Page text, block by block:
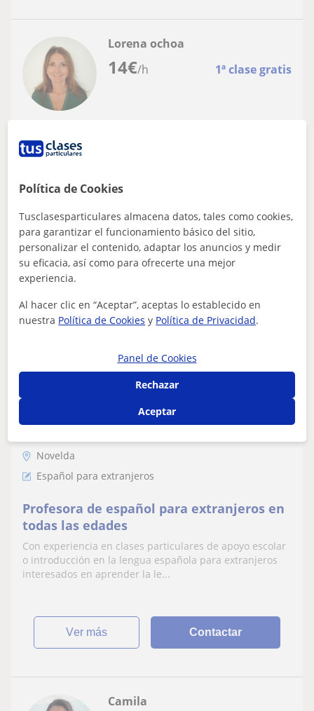
14€/h 1ª clase gratis
Lorena ochoa
Español para extranjeros
Grado en pedagogia. Profesora se ingles a
niños y adolescentes en escuela infantil
extraescolar y privado
Me encanta el papel del educador. Soy mexicana hablo
ingles, frances medio e italiano. Me encantan los
idiomas y es por eso que me gustaria...
ver más Contactar
€
María Claudia
Novelda
Español para extranjeros
Profesora de español para extranjeros en
todas las edades
Con experiencia en clases particulares de apoyo escolar
o introducción en la lengua española para extranjeros
interesados en aprender la le...
ver más Contactar
Camila
Política de Cookies
Tusclasesparticulares almacena datos, tales como cookies,
para garantizar el funcionamiento básico del sitio,
personalizar el contenido, adaptar los anuncios y medir
su eficacia, así como para ofrecerte una mejor
experiencia.
Al hacer clic en “Aceptar”, aceptas lo establecido en
nuestra Política de Cookies y Política de Privacidad.
Panel de Cookies
Rechazar
Aceptar